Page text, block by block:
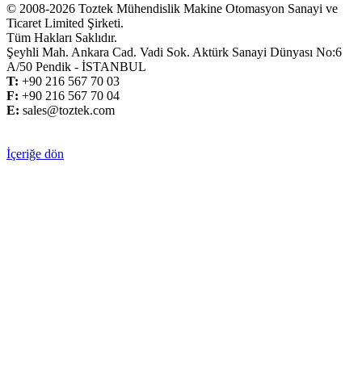
© 2008-2026 Toztek Mühendislik Makine Otomasyon Sanayi ve
Ticaret Limited Şirketi.
Tüm Hakları Saklıdır.
Şeyhli Mah. Ankara Cad. Vadi Sok. Aktürk Sanayi Dünyası No:6
A/50 Pendik - İSTANBUL
T: +90 216 567 70 03
F: +90 216 567 70 04
E: sales@toztek.com
İçeriğe dön